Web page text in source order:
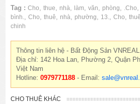
Tag : Cho ,thue nhà làm ,văn phòng .Cho
bình. ,Cho ,thuê nhà phường 13. ,Cho ,thuê
chinh
Thông tin liên hệ - Bất Động Sản VNREAL
Địa chỉ: 142 Hoa Lan, Phường 2, Quận
Việt Nam
Hotline:0979771188 - Email:
CHO THUÊ KHÁC